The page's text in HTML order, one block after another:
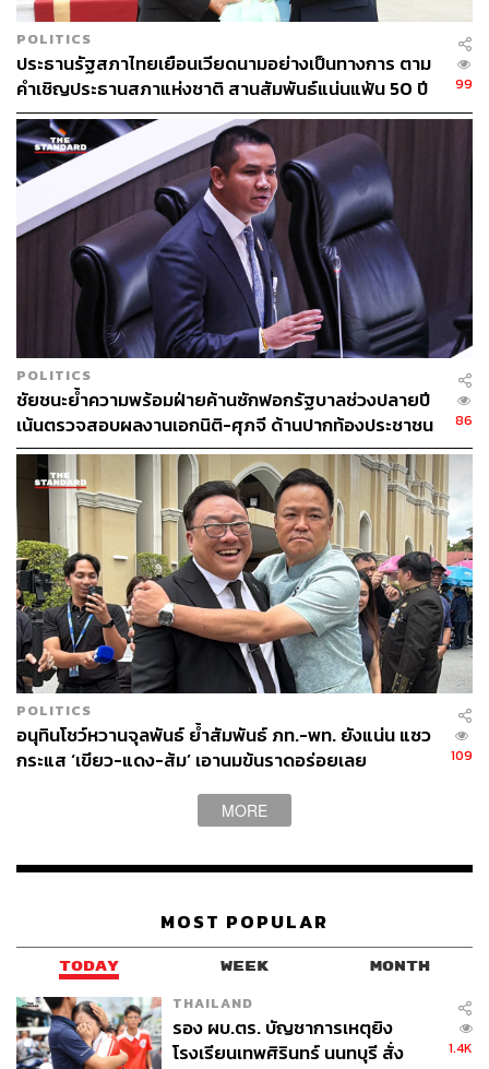
ดังนั้น เพื่อความบริสุทธิ์โปร่งใส กกต. จึงควรเร่งส่งสำนวนคดี
เข้าสู่กระบวนการของศาลยุติธรรมในขั้นต่อไป เพื่อให้ศาล
เป็นผู้พิจารณาและเปิดเผยความจริงให้สังคมได้รับทราบ และ
ขอเรียกร้องให้ทุกภาคส่วนรวมถึงสื่อมวลชนและประชาชน
ร่วมกันส่งเสียงตรวจสอบ ไม่ปล่อยเฉยต่อความไม่ถูกต้อง เพื่อ
ให้ประเทศสามารถขับเคลื่อนต่อไปได้บนฐานของ
กระบวนการที่เที่ยงธรรม
TAGS: สว. พันธุ์ใหม่
สำนักงานคณะกรรมการการเลือกตั้ง (กกต.)
การเมืองไทย
พริษฐ์ วัชรสินธุ
ศาลฎีกา
นันทนา นันทวโรภาส
วุฒิสภา
สมาชิกวุฒิสภา (สว.)
มงคล สุระสัจจะ
110
ABOUT THE AUTHOR
THE STANDARD TEAM
กองบรรณาธิการ THE STANDARD
ABOUT THE PHOTOGRAPHER
ศวิตา พูลเสถียร
ช่างภาพข่าว ประจำสำนักข่าว THE
STANDARD
POLITICS
ประธานรัฐสภาไทยเยือนเวียดนามอย่างเป็นทางการ ตาม
คำเชิญประธานสภาแห่งชาติ สานสัมพันธ์แน่นแฟ้น 50 ปี
99
POLITICS
ชัยชนะย้ำความพร้อมฝ่ายค้านซักฟอกรัฐบาลช่วงปลายปี
เน้นตรวจสอบผลงานเอกนิติ-ศุภจี ด้านปากท้องประชาชน
86
POLITICS
อนุทินโชว์หวานจุลพันธ์ ย้ำสัมพันธ์ ภท.-พท. ยังแน่น แซว
กระแส ‘เขียว-แดง-ส้ม’ เอานมข้นราดอร่อยเลย
109
MORE
MOST POPULAR
TODAY WEEK MONTH
THAILAND
รอง ผบ.ตร. บัญชาการเหตุยิง
โรงเรียนเทพศิรินทร์ นนทบุรี สั่ง
1.4K